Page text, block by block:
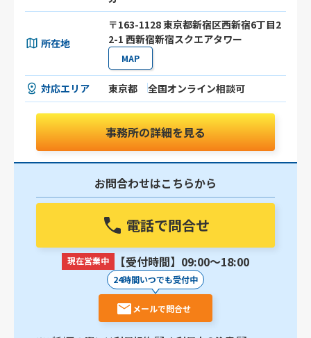
所在地
〒163-1128 東京都新宿区西新宿6丁目2
2-1 西新宿新宿スクエアタワー
MAP
対応エリア 東京都 全国オンライン相談可
事務所の詳細を見る
お問合わせはこちらから
電話で問合せ
現在営業中 【受付時間】09:00〜18:00
24時間いつでも受付中
メールで問合せ